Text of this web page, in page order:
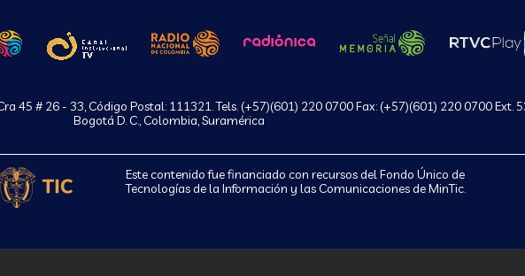
45 # 26 - 33, Código Postal: 111321. Tels. (+57)(601) 220 0700 Fax: (+57)(601) 220 0700 Ext.
Bogotá D. C., Colombia, Suramérica
Este contenido fue financiado con recursos del Fondo Único de
Tecnologías de la Información y las Comunicaciones de MinTic.